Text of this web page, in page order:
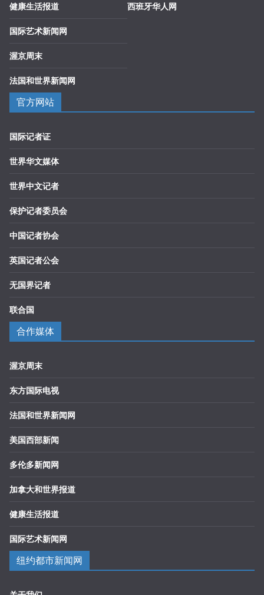
健康生活报道
国际艺术新闻网
渥京周末
法国和世界新闻网
西班牙华人网
官方网站
国际记者证
世界华文媒体
世界中文记者
保护记者委员会
中国记者协会
英国记者公会
无国界记者
联合国
合作媒体
渥京周末
东方国际电视
法国和世界新闻网
美国西部新闻
多伦多新闻网
加拿大和世界报道
健康生活报道
国际艺术新闻网
纽约都市新闻网